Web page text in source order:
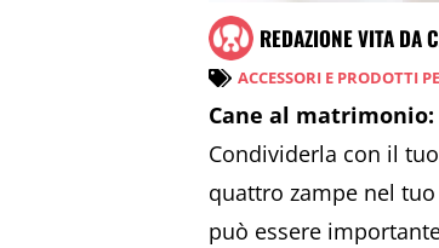
REDAZIONE VITA DA
ACCESSORI E PRODOTTI
Cane al
Condividerla con il
quattro zampe nel
può essere